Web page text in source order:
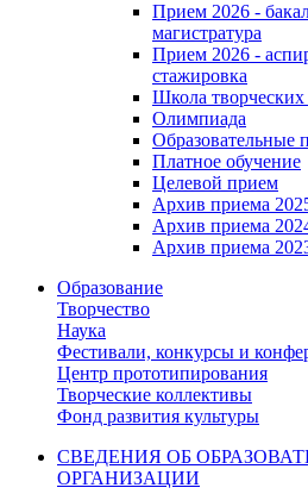
Прием 2026 -
магистратура
Прием 2026 -
стажировка
Школа
Олимпиада
Образовательные
Платное обучение
Целевой прием
Архив приема
Архив приема
Архив приема
Образование
Творчество
Наука
Фестивали, конкурсы и
Центр прототипирования
Творческие коллективы
Фонд развития культуры
СВЕДЕНИЯ ОБ
ОРГАНИЗАЦИИ